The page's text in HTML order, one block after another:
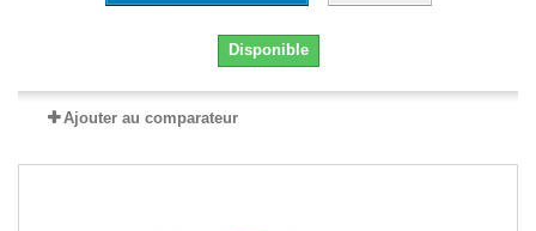
Disponible
Ajouter au comparateur